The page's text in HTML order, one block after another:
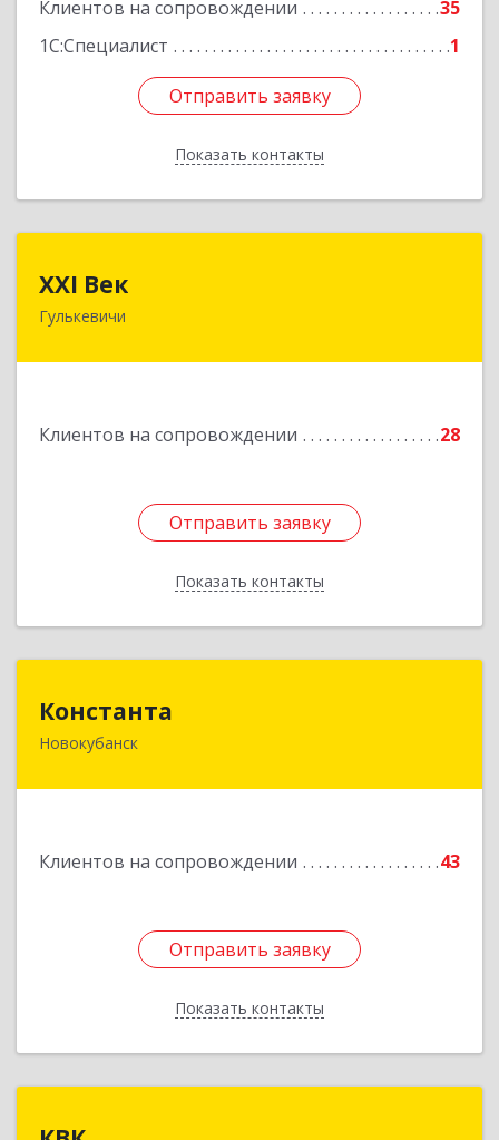
Клиентов на сопровождении
35
1С:Специалист
1
Отправить заявку
Показать контакты
Отправить заявку
Назад
XXI Век
Гулькевичи
Клиентов на сопровождении 28
Отправить заявку
Показать контакты
Отправить заявку
Назад
Константа
Новокубанск
Клиентов на сопровождении 43
Отправить заявку
Показать контакты
352240, Краснодарский край, Новокубанск г,
Отправить заявку
Назад